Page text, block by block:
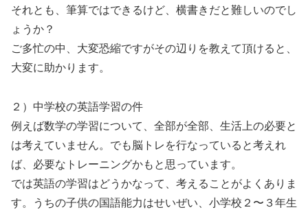
それとも、筆算ではできるけど、横書きだと難しいのでし
ょうか？
ご多忙の中、大変恐縮ですがその辺りを教えて頂けると、
大変に助かります。
２）中学校の英語学習の件
例えば数学の学習について、全部が全部、生活上の必要と
は考えていません。でも脳トレを行なっていると考えれ
ば、必要なトレーニングかもと思っています。
では英語の学習はどうかなって、考えることがよくありま
す。うちの子供の国語能力はせいぜい、小学校２〜３年生